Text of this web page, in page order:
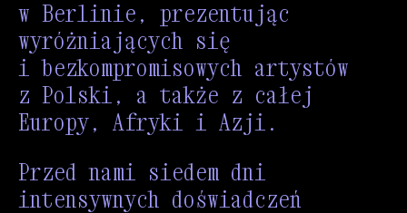
w Berlinie, prezentując
wyróżniających się
i bezkompromisowych artystów
z Polski, a także z całej
Europy, Afryki i Azji.
Przed nami siedem dni
intensywnych doświadczeń